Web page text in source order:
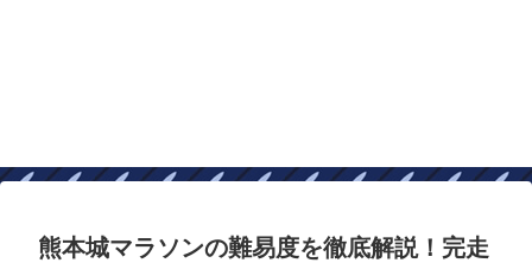
熊本城マラソンの難易度を徹底解説！完走